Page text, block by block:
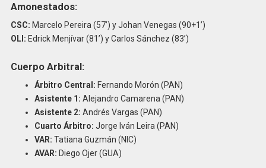
Amonestados:
CSC: Marcelo Pereira (57’) y Johan Venegas (90+1’)
OLI: Edrick Menjívar (81’) y Carlos Sánchez (83’)
Cuerpo Arbitral:
Árbitro Central: Fernando Morón (PAN)
Asistente 1: Alejandro Camarena (PAN)
Asistente 2: Andrés Vargas (PAN)
Cuarto Árbitro: Jorge Iván Leira (PAN)
VAR: Tatiana Guzmán (NIC)
AVAR: Diego Ojer (GUA)